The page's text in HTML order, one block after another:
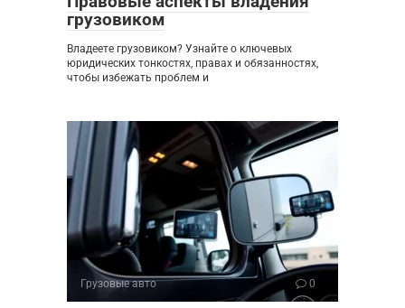
грузовиком
Владеете грузовиком? Узнайте о ключевых
юридических тонкостях, правах и обязанностях,
чтобы избежать проблем и
Грузовые авто 0